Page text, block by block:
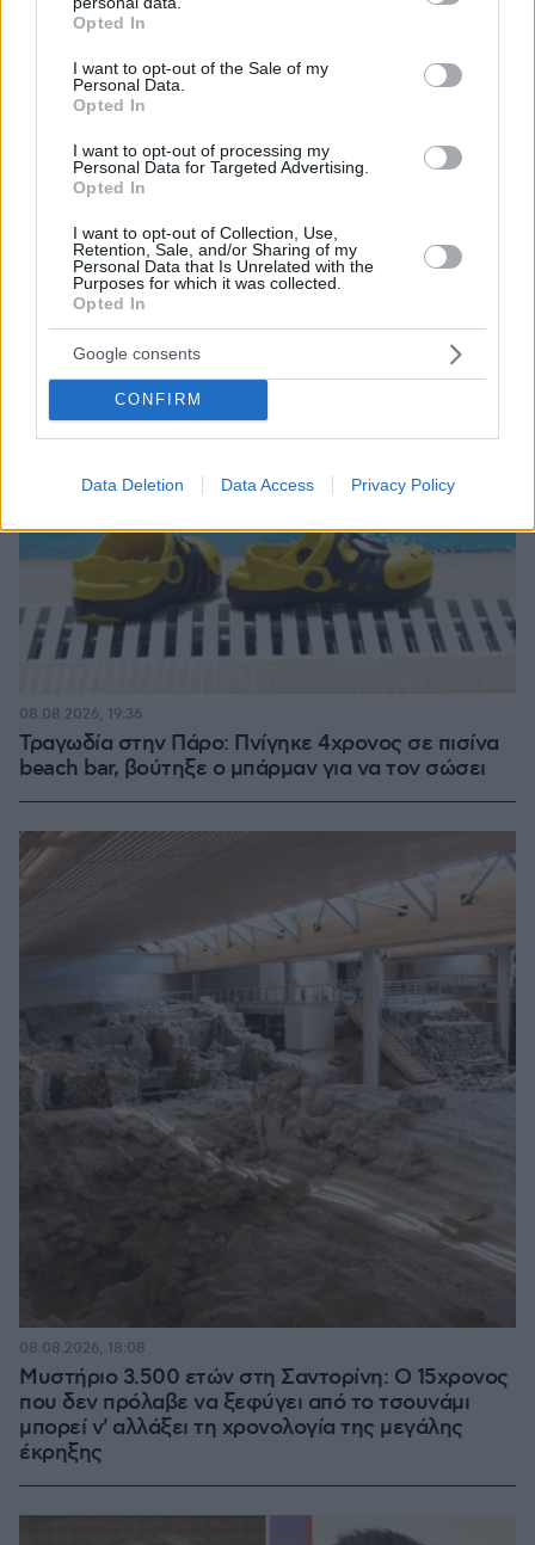
grant or deny consent to Google and its third-party tags to
use your data for below specified purposes in below Google
consent section.
Opted In
I want to opt-out of the Sale of my
Personal Data.
Opted In
I want to opt-out of processing my
Personal Data for Targeted Advertising.
Opted In
I want to opt-out of Collection, Use,
Retention, Sale, and/or Sharing of my
Personal Data that Is Unrelated with the
Purposes for which it was collected.
Opted In
Google consents
CONFIRM
Data Deletion Data Access Privacy Policy
ΤΑ ΠΙΟ ΔΗΜΟΦΙΛΗ
Τραγωδία στην Πάρο: Πνίγηκε 4χρονος σε πισίνα
beach bar, βούτηξε ο μπάρμαν για να τον σώσει
08.08.2026, 19:36
Μυστήριο 3.500 ετών στη Σαντορίνη: Ο 15χρονος
που δεν πρόλαβε να ξεφύγει από το τσουνάμι
μπορεί ν' αλλάξει τη χρονολογία της μεγάλης
έκρηξης
08.08.2026, 18:08